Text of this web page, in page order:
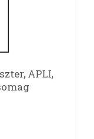
APLI,